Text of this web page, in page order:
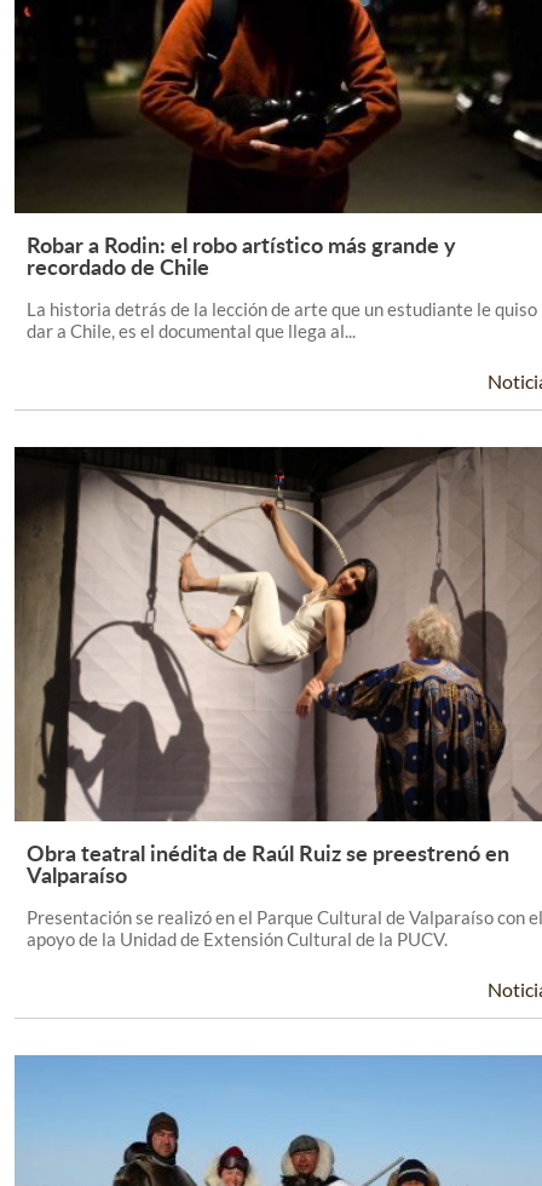
Leer Más +
Robar a Rodin: el robo artístico más grande y
recordado de Chile
La historia detrás de la lección de arte que un estudiante le quiso
dar a Chile, es el documental que llega al...
Leer Más +
Obra teatral inédita de Raúl Ruiz se preestrenó en
Valparaíso
Presentación se realizó en el Parque Cultural de Valparaíso con el
apoyo de la Unidad de Extensión Cultural de la PUCV.